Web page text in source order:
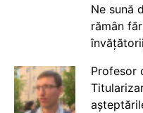
Ne sună
rămân
Profesor